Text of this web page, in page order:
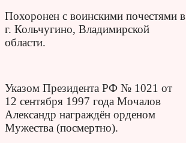
Похоронен с воинскими почестями в
г. Кольчугино, Владимирской
области.
Указом Президента РФ № 1021 от
12 сентября 1997 года Мочалов
Александр награждён орденом
Мужества (посмертно).